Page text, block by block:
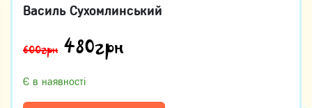
Василь Сухомлинський
600грн 480грн
Є в наявності